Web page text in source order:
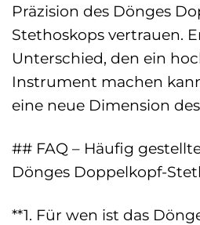
Präzision des Dönges
Stethoskops vertrauen.
Unterschied, den ein
Instrument machen
eine neue Dimension
## FAQ – Häufig
Dönges Doppelkopf-
**1. Für wen ist das